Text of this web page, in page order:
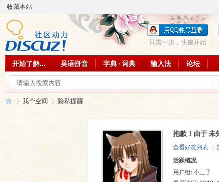
收藏本站
只需一步，快速开始
开始了解... 吴语拼音 字典 · 词典 输入法 论坛
吴
我个空间 隐私提醒
抱歉！由于 未
查看好友列表
活跃概况
用户组: 小三子